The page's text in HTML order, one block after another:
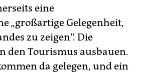
eine
„großartige Gelegenheit,
zu zeigen“. Die
den Tourismus ausbauen.
da gelegen, und ein